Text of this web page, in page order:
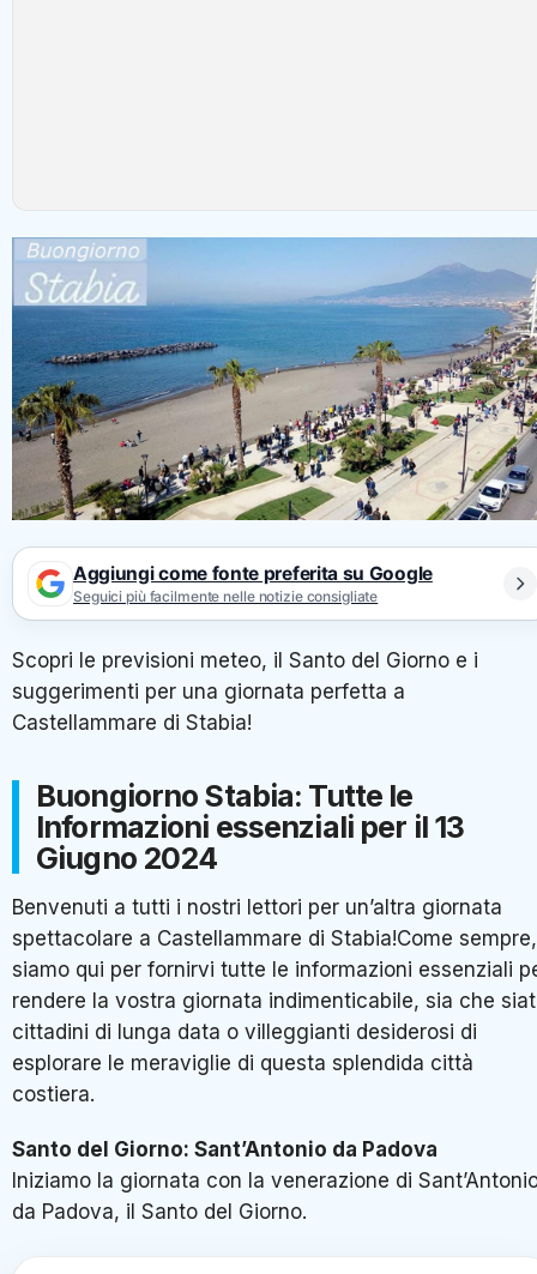
Aggiungi come fonte preferita su Google
Seguici più facilmente nelle notizie consigliate
Scopri le previsioni meteo, il Santo del Giorno e i
suggerimenti per una giornata perfetta a
Castellammare di Stabia!
Buongiorno Stabia: Tutte le
Informazioni essenziali per il 13
Giugno 2024
Benvenuti a tutti i nostri lettori per un’altra giornata
spettacolare a Castellammare di Stabia!Come sempre,
siamo qui per fornirvi tutte le informazioni essenziali
rendere la vostra giornata indimenticabile, sia che
cittadini di lunga data o villeggianti desiderosi di
esplorare le meraviglie di questa splendida città
costiera.
Santo del Giorno: Sant’Antonio da Padova
Iniziamo la giornata con la venerazione di
da Padova, il Santo del Giorno.